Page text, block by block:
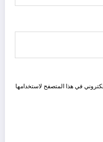
في هذا المتصفح لاستخدامها